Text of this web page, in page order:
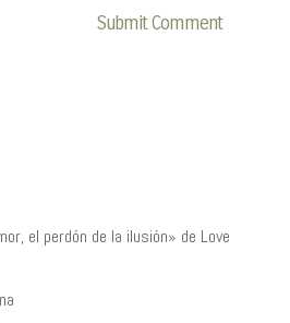
el perdón de la ilusión» de Love